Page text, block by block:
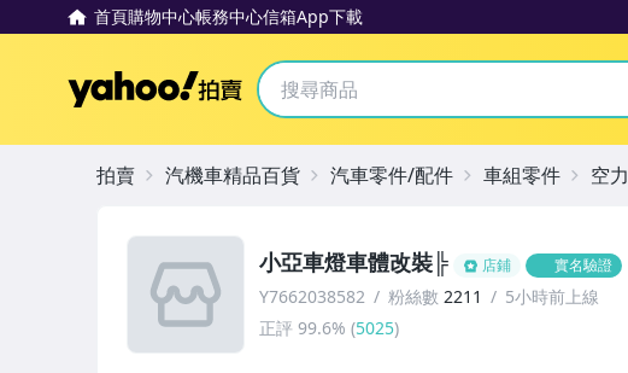
首頁購物中心帳務中心信箱App下載
Yahoo拍賣
小亞車燈車體改裝╠ 店鋪 實名驗證
Y7662038582 粉絲數 2211
5小時前上線
正評 99.6% (5025)
拍賣 汽機車精品百貨 汽車零件/配件 車組零件 空